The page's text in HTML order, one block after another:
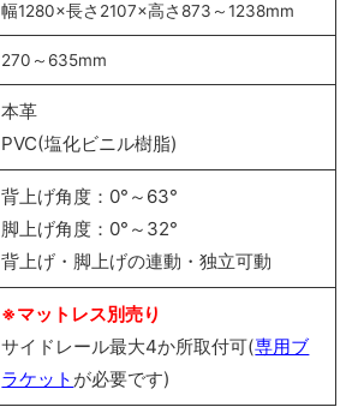
幅1280×長さ2107×高さ873～1238mm
270～635mm
本革
PVC(塩化ビニル樹脂)
背上げ角度：0°～63°
脚上げ角度：0°～32°
背上げ・脚上げの連動・独立可動
※マットレス別売り
サイドレール最大4か所取付可(専用ブ
ラケット が必要です)